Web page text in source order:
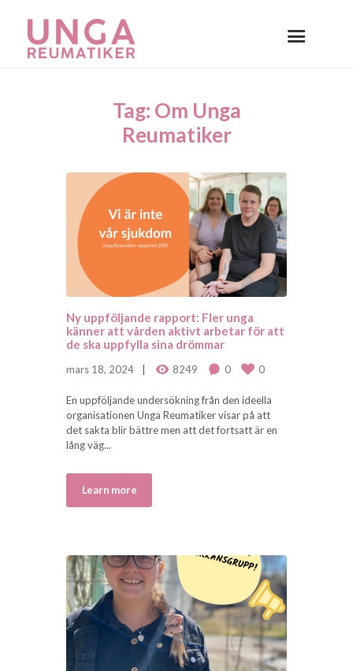
Tag: Om Unga
Reumatiker
Ny uppföljande rapport: Fler unga
känner att vården aktivt arbetar för att
de ska uppfylla sina drömmar
mars 18, 2024 8249 0 0
En uppföljande undersökning från den ideella
organisationen Unga Reumatiker visar på att
det sakta blir bättre men att det fortsatt är en
lång väg...
Learn more